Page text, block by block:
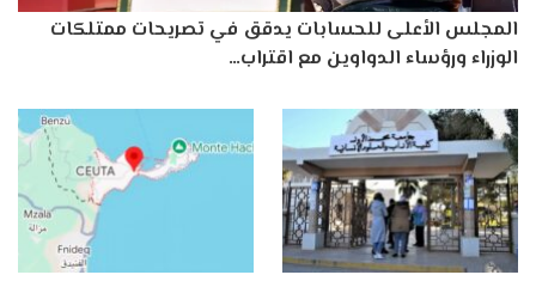
المجلس الأعلى للحسابات يدقق في تصريحات ممتلكات
الوزراء ورؤساء الدواوين مع اقتراب…